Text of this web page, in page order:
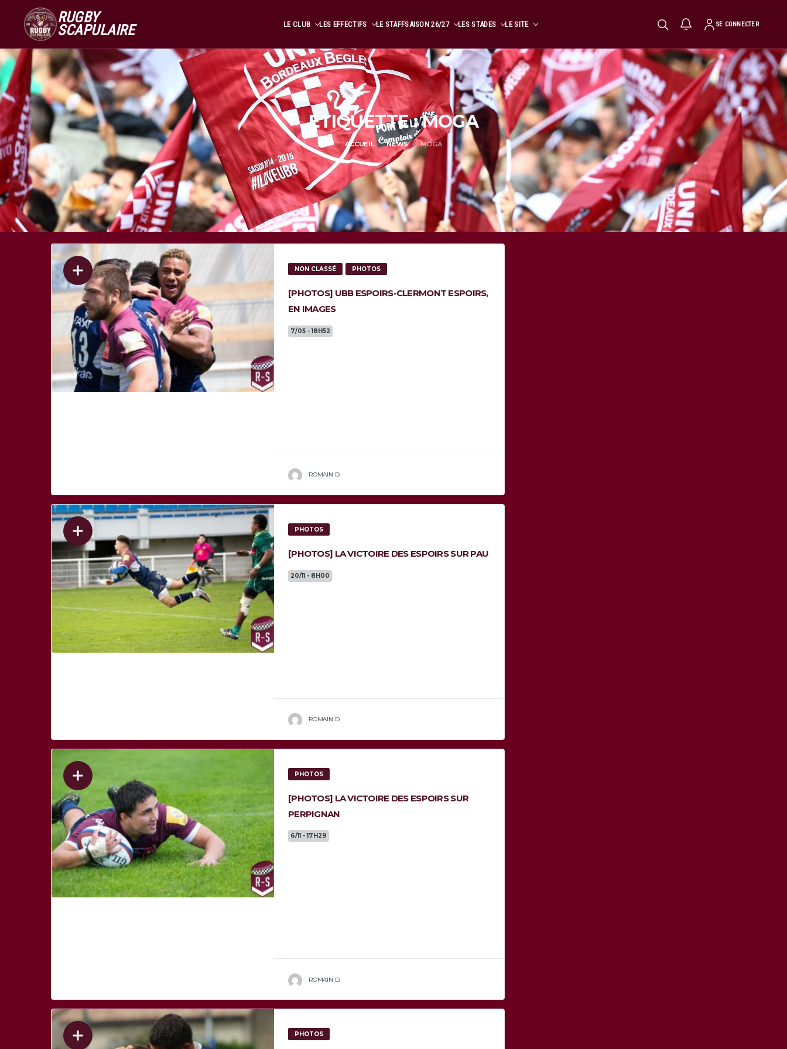
RUGBY
SCAPULAIRE LE CLUB LES EFFECTIFS LE STAFFSAISON 26/27 LES STADES LE SITE SE CONNECTER
ÉTIQUETTE : MOGA
ACCUEIL NEWS MOGA
NON CLASSÉ PHOTOS
[PHOTOS] UBB ESPOIRS-CLERMONT ESPOIRS,
EN IMAGES
7/05 - 18H52
ROMAIN D.
PHOTOS
[PHOTOS] LA VICTOIRE DES ESPOIRS SUR PAU
20/11 - 8H00
ROMAIN D.
PHOTOS
[PHOTOS] LA VICTOIRE DES ESPOIRS SUR
PERPIGNAN
6/11 - 17H29
ROMAIN D.
PHOTOS